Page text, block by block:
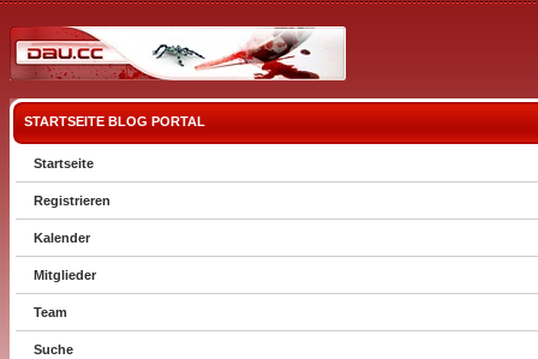
STARTSEITE BLOG PORTAL
Startseite
Registrieren
Kalender
Mitglieder
Team
Suche